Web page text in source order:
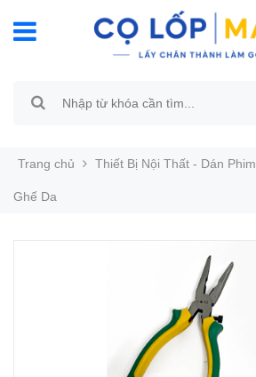
Trang chủ Thiết Bị Nội Thất - Dán Phim
Ghế Da